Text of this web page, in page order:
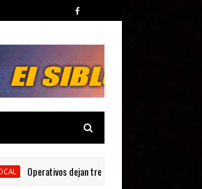
Operativos dejan tres detenidos y siete armas